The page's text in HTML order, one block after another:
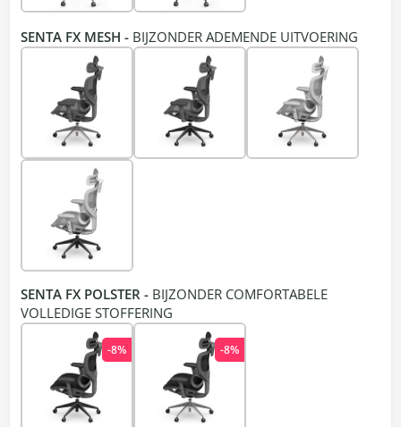
SENTA FX MESH - BIJZONDER ADEMENDE UITVOERING
SENTA FX POLSTER - BIJZONDER COMFORTABELE
VOLLEDIGE STOFFERING
-8% -8%